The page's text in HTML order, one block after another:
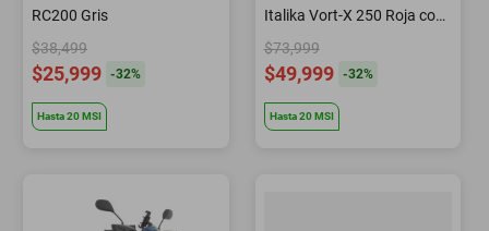
RC200 Gris
$38,499
$25,999 -32%
Hasta20 MSI
Italika Vort-X 250 Roja con
Negro
$73,999
$49,999 -32%
Hasta20MSI